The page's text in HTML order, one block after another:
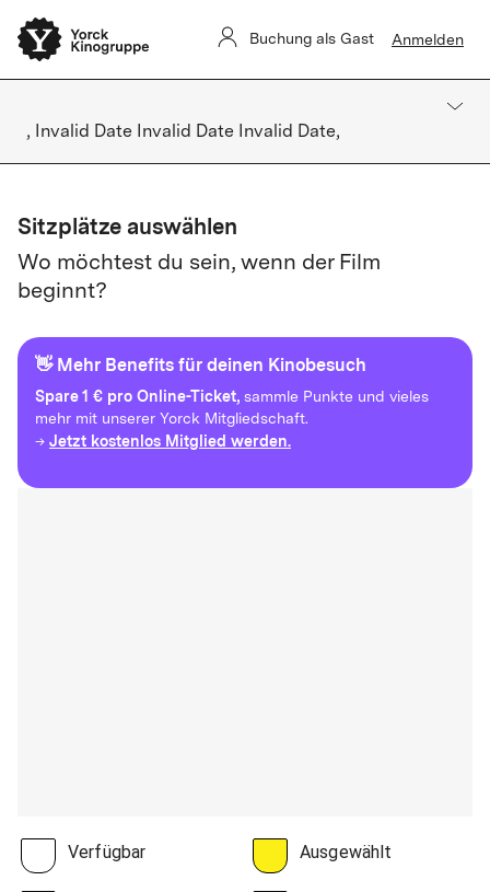
Buchung als Gast Anmelden
, Invalid Date Invalid Date Invalid Date,
Sitzplätze auswählen
Wo möchtest du sein, wenn der Film
beginnt?
👋 Mehr Benefits für deinen Kinobesuch
Spare1 € pro Online-Ticket, sammle Punkte und vieles
mehr mit unserer Yorck Mitgliedschaft.
→ Jetzt kostenlos Mitglied werden.
Verfügbar Ausgewählt